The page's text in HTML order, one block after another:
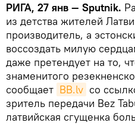
РИГА, 27 янв — Sputnik.
из детства жителей
производитель, а
воссоздать милую
даже претендует на то,
знаменитого
сообщает BВ.lv со
зритель передачи Bez
латвийская сгущенка